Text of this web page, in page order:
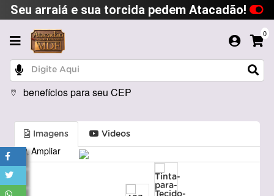
Seu arraiá e sua torcida pedem Atacadão!
0
benefícios para seu CEP
Imagens Videos
Ampliar